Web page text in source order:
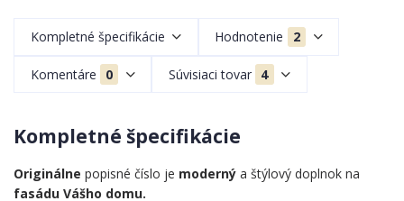
Kompletné špecifikácie Hodnotenie 2
Komentáre 0 Súvisiaci tovar 4
Kompletné špecifikácie
Originálne popisné číslo je moderný a štýlový doplnok na
fasádu Vášho domu.